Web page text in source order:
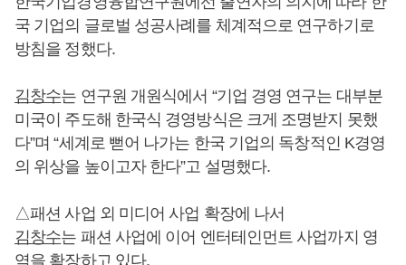
국 기업의 글로벌 성공사례를 체계적으로 연구하기로
방침을 정했다.
김창수는 연구원 개원식에서 “기업 경영 연구는 대부분
미국이 주도해 한국식 경영방식은 크게 조명받지 못했
다”며 “세계로 뻗어 나가는 한국 기업의 독창적인 K경영
의 위상을 높이고자 한다”고 설명했다.
△패션 사업 외 미디어 사업 확장에 나서
김창수는 패션 사업에 이어 엔터테인먼트 사업까지 영
역을 확장하고 있다.